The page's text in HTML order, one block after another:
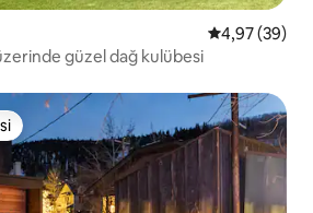
5 üzerinden
4,97 (39)
güzel dağ kulübesi
en beğenilenler arasında